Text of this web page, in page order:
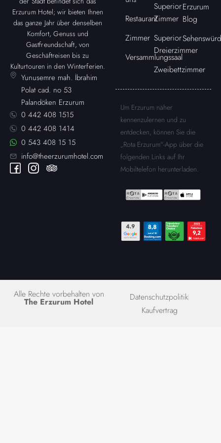
Erzurum Hotel; wir bieten Ihnen
das ganze Jahr über denselben
Komfort, Genuss und
Gastfreundschaft, von
Geschäftreisen bis zu
Kulturtouren in den Winterferien.
Yunusemre mah. İbrahim
Polat cad. no 53
Palandöken Erzurum
0 442 408 1515
0 442 408 1414
0 543 408 15 15
info@theerzurumhotel.com
Restaurant
Zimmer
Versammlungssaal
Superior
Zimmer
Superior
Dreierzimmer
Zweibettzimmer
Erzurum
Blog
Um Erzurum näher
kennenzulernen und zu
entdecken, können Sie die
„Rota Erzurum“-App über die
folgenden Links auf Ihr
Mobiltelefon herunterladen.
Alle Rechte vorbehalten von
The Erzurum Hotel
Datenschutzpolitik
Kaufvertrag